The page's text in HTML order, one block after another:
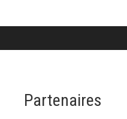
Partenaires